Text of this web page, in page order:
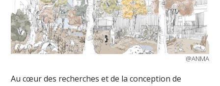
@ANMA
Au cœur des recherches et de la conception de